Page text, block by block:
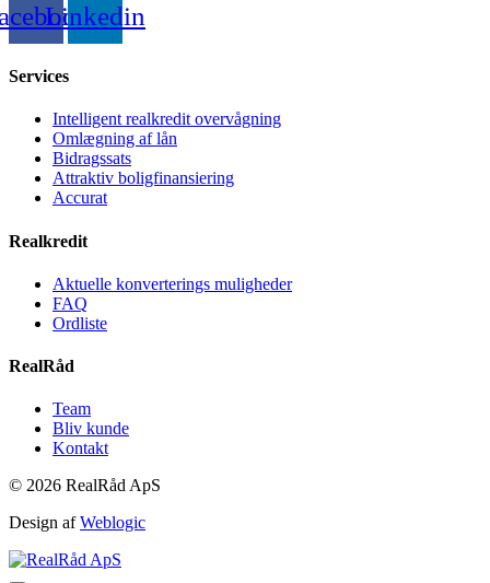
Linkedin
Services
Intelligent realkredit overvågning
Omlægning af lån
Bidragssats
Attraktiv boligfinansiering
Accurat
Realkredit
Aktuelle konverterings muligheder
FAQ
Ordliste
RealRåd
Team
Bliv kunde
Kontakt
© 2026 RealRåd ApS
Design afWeblogic